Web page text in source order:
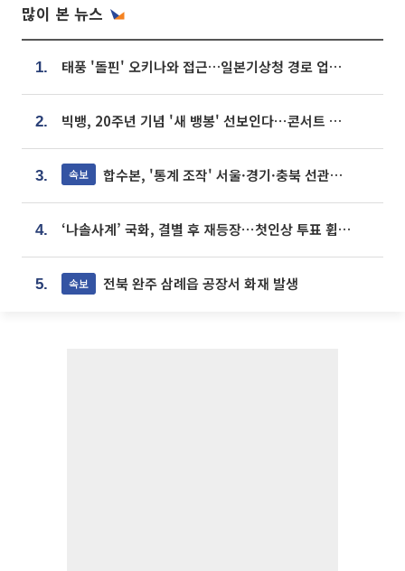
많이 본 뉴스
1. 태풍 '돌핀' 오키나와 접근…일본기상청 경로 업데이트
2. 빅뱅, 20주년 기념 '새 뱅봉' 선보인다⋯콘서트 앞두고 팝업 개최
3. 속보 합수본, '통계 조작' 서울·경기·충북 선관위 등 추가 압수수색
4. ‘나솔사계’ 국화, 결별 후 재등장⋯첫인상 투표 휩쓸고 ‘인기녀’ 등극
5. 속보 전북 완주 삼례읍 공장서 화재 발생